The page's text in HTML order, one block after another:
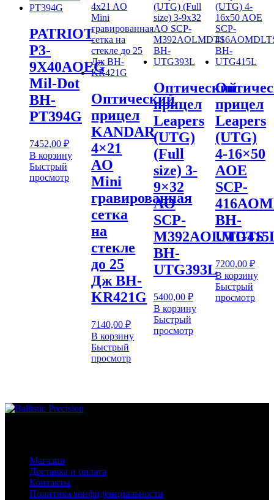
PATRIOT
P3-
9X40AOEG
Mil-Dot
BH-
PT394G
7452,00 ₽
В корзину
Быстрый
просмотр
Оптический
прицел
KANDAR
4×21
AO
Mini
гравированная
сетка
на
стекле
до 25
Дж BH-
KR421G
7140,00₽
В корзину
Быстрый
просмотр
Оптический
прицел
Leapers
(UTG)
(Full
size) 3-
9×32
AO
SCP-
M392AOLMDTS
BH-
UTG393L
5400,00 ₽
В корзину
Быстрый
просмотр
прицел
Leapers
(UTG)
4-16×50
AOE
SCP-
BH-
7200,00 ₽
В корзину
Быстрый
просмотр
Магазин
Доставка и оплата
Контакты
Политика конфиденциальности